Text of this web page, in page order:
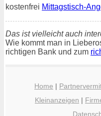
kostenfrei Mittagstisch-
Das ist vielleicht auch
Wie kommt man in
richtigen Bank und zum
Home |
Kleinanzeigen |